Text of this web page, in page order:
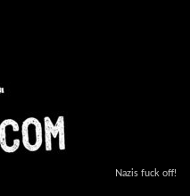
Nazis fuck off!